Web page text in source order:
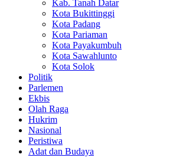
Kab. Tanah Datar
Kota Bukittinggi
Kota Padang
Kota Pariaman
Kota Payakumbuh
Kota Sawahlunto
Kota Solok
Politik
Parlemen
Ekbis
Olah Raga
Hukrim
Nasional
Peristiwa
Adat dan Budaya